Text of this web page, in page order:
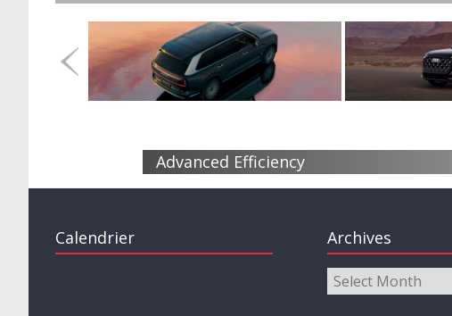
Advanced Efficiency
Calendrier Archives